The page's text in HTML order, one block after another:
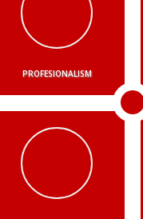
PROFESIONALISM